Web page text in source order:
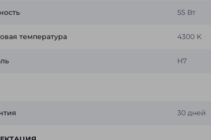
55 Вт
температура 4300 K
H7
30 дней